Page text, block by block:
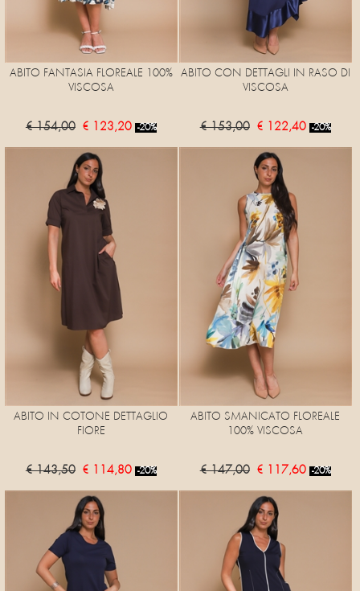
ABITO FANTASIA FLOREALE 100%
VISCOSA
€ 154,00 € 123,20 -20%
ABITO CON DETTAGLI IN RASO DI
VISCOSA
€ 153,00 € 122,40 -20%
ABITO IN COTONE DETTAGLIO
FIORE
€ 143,50 € 114,80 -20%
ABITO SMANICATO FLOREALE
100% VISCOSA
€ 147,00 € 117,60 -20%